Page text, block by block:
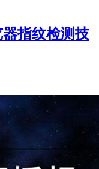
指纹检测技